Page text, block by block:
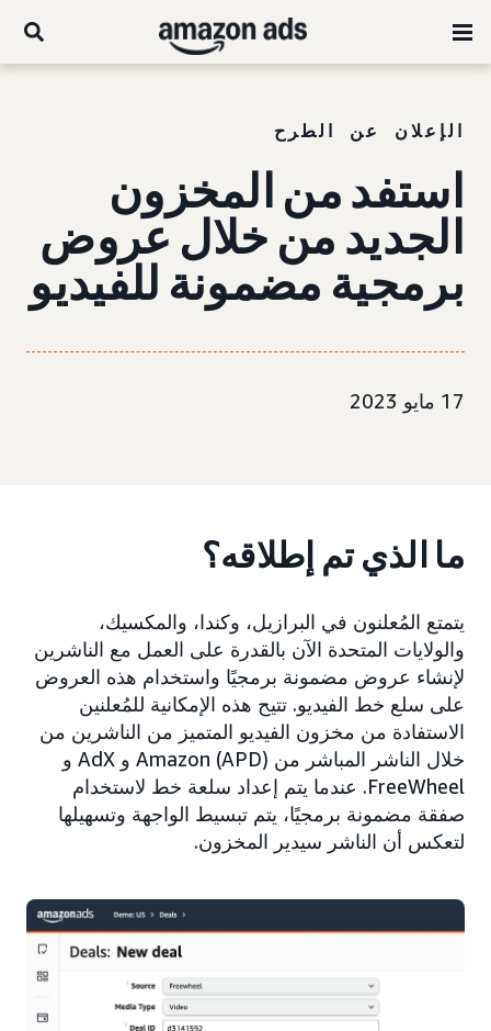
الإعلان عن الطرح
استفد من المخزون
الجديد من خلال عروض
برمجية مضمونة للفيديو
17 مايو 2023
ما الذي تم إطلاقه؟
يتمتع المُعلنون في البرازيل، وكندا، والمكسيك،
والولايات المتحدة الآن بالقدرة على العمل مع الناشرين
لإنشاء عروض مضمونة برمجيًا واستخدام هذه العروض
على سلع خط الفيديو. تتيح هذه الإمكانية للمُعلنين
الاستفادة من مخزون الفيديو المتميز من الناشرين من
خلال الناشر المباشر من Amazon (APD) و AdX و
FreeWheel. عندما يتم إعداد سلعة خط لاستخدام
صفقة مضمونة برمجيًا، يتم تبسيط الواجهة وتسهيلها
لتعكس أن الناشر سيدير المخزون.